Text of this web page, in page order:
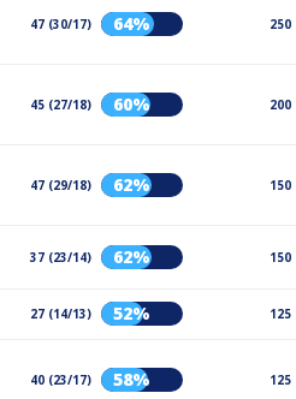
47 (30/17) 64% 250
45 (27/18) 60% 200
47 (29/18) 62% 150
37 (23/14) 62% 150
27 (14/13) 52% 125
40 (23/17) 58% 125